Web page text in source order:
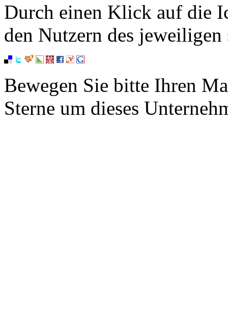
Durch einen Klick auf die
den Nutzern des
Bewegen Sie bitte Ihren
Sterne um dieses